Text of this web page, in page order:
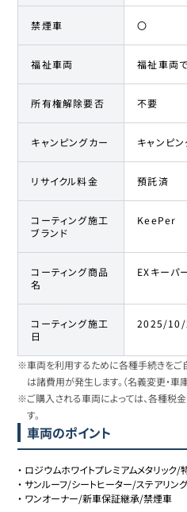
禁煙車 〇
福祉車両 福祉車両
所有権解除要否 不要
キャンピングカー キャンピ
リサイクル料金 預託済
コーティング施工
ブランド
KeePer
コーティング商品
名
EXキーパ
コーティング施工
日
2025/10/
※車両を利用するために各種手続きをご
は諸費用が発生します。（名義変更・車
※ご購入される車両によっては、各種税
す。
車両のポイント
・ ロジウムホワイトプレミアムメタリッ
・サンルーフ/シートヒーター/ステアリン
・ ワンオーナー/新車保証継承/禁煙車